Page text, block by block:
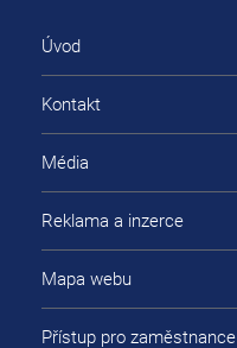
Úvod
Kontakt
Média
Reklama a inzerce
Mapa webu
Přístup pro zaměstnance